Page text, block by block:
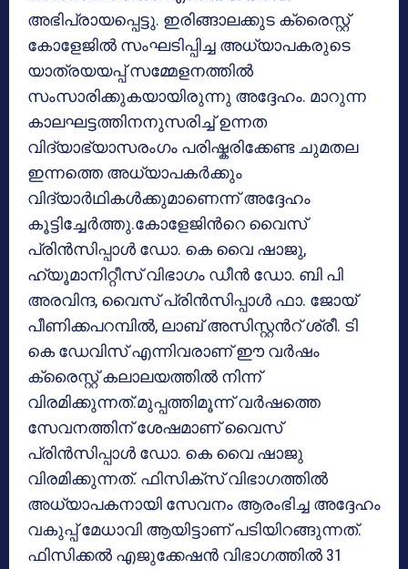
അഭിപ്രായപ്പെട്ടു. ഇരിങ്ങാലക്കുട ക്രൈസ്റ്റ്
കോളേജിൽ സംഘടിപ്പിച്ച അധ്യാപകരുടെ
യാത്രയയപ്പ് സമ്മേളനത്തിൽ
സംസാരിക്കുകയായിരുന്നു അദ്ദേഹം. മാറുന്ന
കാലഘട്ടത്തിനനുസരിച്ച് ഉന്നത
വിദ്യാഭ്യാസരംഗം പരിഷ്കരിക്കേണ്ട ചുമതല
ഇന്നത്തെ അധ്യാപകർക്കും
വിദ്യാർഥികൾക്കുമാണെന്ന് അദ്ദേഹം
കൂട്ടിച്ചേർത്തു.കോളേജിൻറെ വൈസ്
പ്രിൻസിപ്പാൾ ഡോ. കെ വൈ ഷാജു,
ഹ്യൂമാനിറ്റീസ് വിഭാഗം ഡീൻ ഡോ. ബി പി
അരവിന്ദ, വൈസ് പ്രിൻസിപ്പാൾ ഫാ. ജോയ്
പീണിക്കപറമ്പിൽ, ലാബ് അസിസ്റ്റൻറ് ശ്രീ. ടി
കെ ഡേവിസ് എന്നിവരാണ് ഈ വർഷം
ക്രൈസ്റ്റ് കലാലയത്തിൽ നിന്ന്
വിരമിക്കുന്നത്.മുപ്പത്തിമൂന്ന് വർഷത്തെ
സേവനത്തിന് ശേഷമാണ് വൈസ്
പ്രിൻസിപ്പാൾ ഡോ. കെ വൈ ഷാജു
വിരമിക്കുന്നത്. ഫിസിക്സ് വിഭാഗത്തിൽ
അധ്യാപകനായി സേവനം ആരംഭിച്ച അദ്ദേഹം
വകുപ്പ് മേധാവി ആയിട്ടാണ് പടിയിറങ്ങുന്നത്.
ഫിസിക്കൽ എജുക്കേഷൻ വിഭാഗത്തിൽ 31